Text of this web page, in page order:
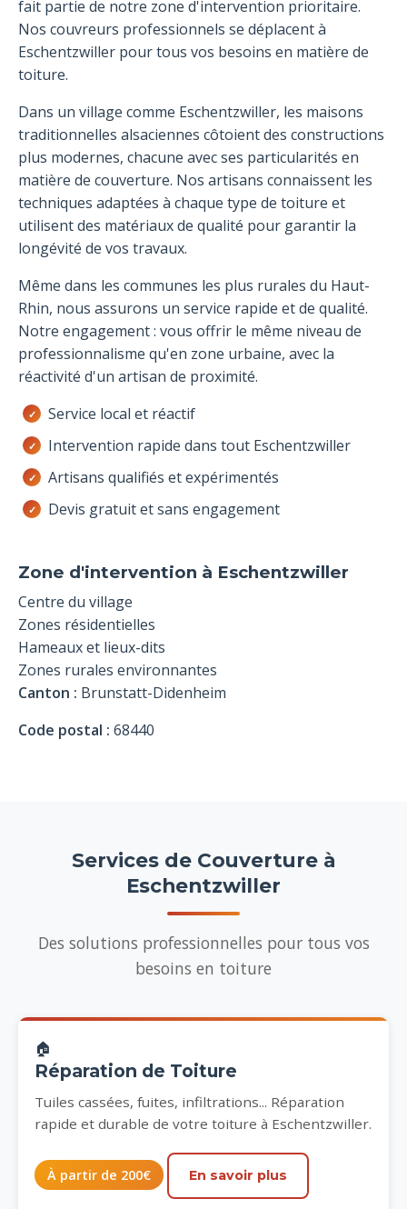
fait partie de notre zone d'intervention prioritaire.
Nos couvreurs professionnels se déplacent à
Eschentzwiller pour tous vos besoins en matière de
toiture.
Dans un village comme Eschentzwiller, les maisons
traditionnelles alsaciennes côtoient des constructions
plus modernes, chacune avec ses particularités en
matière de couverture. Nos artisans connaissent les
techniques adaptées à chaque type de toiture et
utilisent des matériaux de qualité pour garantir la
longévité de vos travaux.
Même dans les communes les plus rurales du Haut-
Rhin, nous assurons un service rapide et de qualité.
Notre engagement : vous offrir le même niveau de
professionnalisme qu'en zone urbaine, avec la
réactivité d'un artisan de proximité.
Service local et réactif
Intervention rapide dans tout Eschentzwiller
Artisans qualifiés et expérimentés
Devis gratuit et sans engagement
Zone d'intervention à Eschentzwiller
Centre du village
Zones résidentielles
Hameaux et lieux-dits
Zones rurales environnantes
Canton : Brunstatt-Didenheim
Code postal : 68440
Services de Couverture à
Eschentzwiller
Des solutions professionnelles pour tous vos
besoins en toiture
🏠
Réparation de Toiture
Tuiles cassées, fuites, infiltrations... Réparation
rapide et durable de votre toiture à Eschentzwiller.
À partir de 200€ En savoir plus